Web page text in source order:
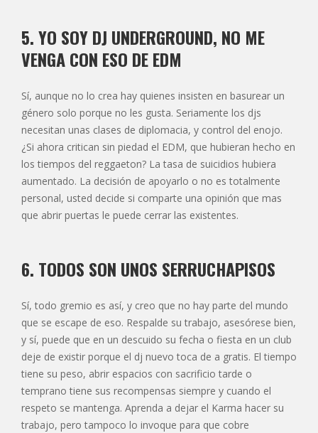
5. YO SOY DJ UNDERGROUND, NO ME
VENGA CON ESO DE EDM
Sí, aunque no lo crea hay quienes insisten en basurear un
género solo porque no les gusta. Seriamente los djs
necesitan unas clases de diplomacia, y control del enojo.
¿Si ahora critican sin piedad el EDM, que hubieran hecho en
los tiempos del reggaeton? La tasa de suicidios hubiera
aumentado. La decisión de apoyarlo o no es totalmente
personal, usted decide si comparte una opinión que mas
que abrir puertas le puede cerrar las existentes.
6. TODOS SON UNOS SERRUCHAPISOS
Sí, todo gremio es así, y creo que no hay parte del mundo
que se escape de eso. Respalde su trabajo, asesórese bien,
y sí, puede que en un descuido su fecha o fiesta en un club
deje de existir porque el dj nuevo toca de a gratis. El tiempo
tiene su peso, abrir espacios con sacrificio tarde o
temprano tiene sus recompensas siempre y cuando el
respeto se mantenga. Aprenda a dejar el Karma hacer su
trabajo, pero tampoco lo invoque para que cobre